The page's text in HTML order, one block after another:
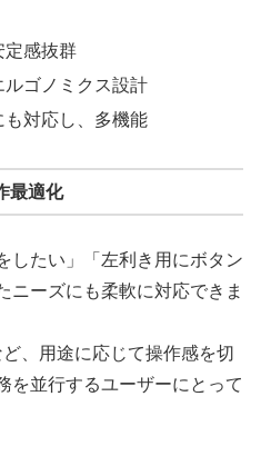
定感抜群
ゴノミクス設計
も対応し、多機能
最適化
したい」「左利き用にボタン
ニーズにも柔軟に対応できま
、用途に応じて操作感を切
を並行するユーザーにとって